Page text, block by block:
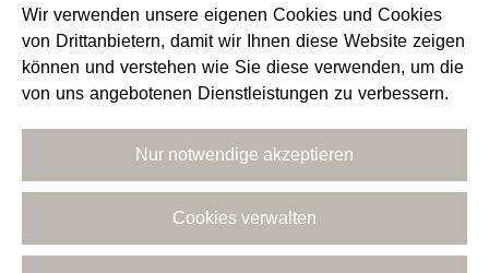
Wir verwenden unsere eigenen Cookies und Cookies
von Drittanbietern, damit wir Ihnen diese Website zeigen
können und verstehen wie Sie diese verwenden, um die
von uns angebotenen Dienstleistungen zu verbessern.
Nur notwendige akzeptieren
Cookies verwalten